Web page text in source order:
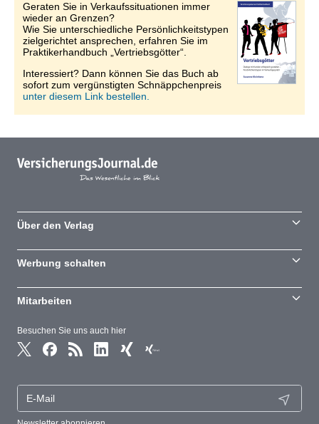
Geraten Sie in Verkaufssituationen immer
wieder an Grenzen?
Wie Sie unterschiedliche Persönlichkeitstypen
zielgerichtet ansprechen, erfahren Sie im
Praktikerhandbuch „Vertriebsgötter“.
Interessiert? Dann können Sie das Buch ab
sofort zum vergünstigten Schnäppchenpreis
unter diesem Link bestellen.
Besuchen Sie uns auch hier
Über den Verlag
Werbung schalten
Mitarbeiten